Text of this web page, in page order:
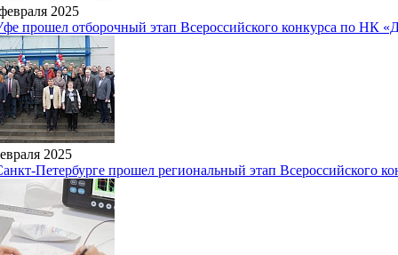
2025
прошел отборочный этап Всероссийского конкурса по НК
2025
Петербурге прошел региональный этап Всероссийского